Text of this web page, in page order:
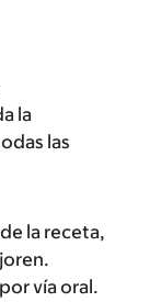
la
las
la receta,
vía oral.